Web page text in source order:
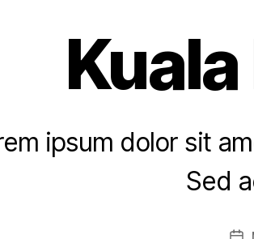
ipsum dolor sit
Sed